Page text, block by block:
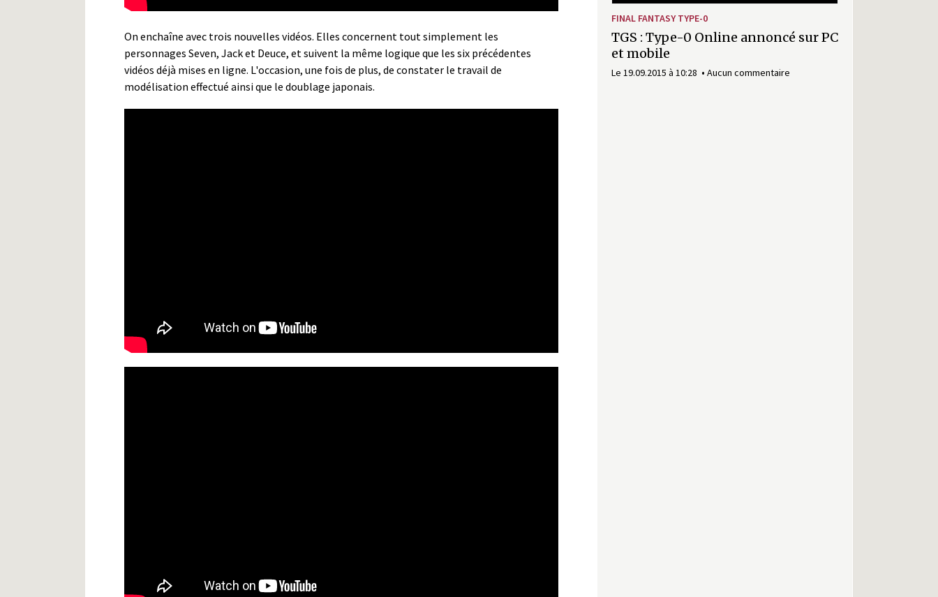
On enchaîne avec trois nouvelles vidéos. Elles concernent tout simplement les
personnages Seven, Jack et Deuce, et suivent la même logique que les six précédentes
vidéos déjà mises en ligne. L'occasion, une fois de plus, de constater le travail de
modélisation effectué ainsi que le doublage japonais.
FINAL FANTASY TYPE-0
TGS : Type-0 Online annoncé sur PC
et mobile
Le 19.09.2015 à 10:28 Aucun commentaire